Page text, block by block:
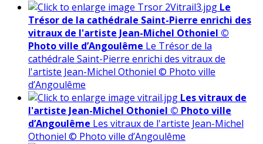
Le
Trésor de la cathédrale Saint-Pierre enrichi des
vitraux de l'artiste Jean-Michel Othoniel ©
Photo ville d’Angoulême Le Trésor de la
cathédrale Saint-Pierre enrichi des vitraux de
l'artiste Jean-Michel Othoniel © Photo ville
d’Angoulême
Les vitraux de
l'artiste Jean-Michel Othoniel © Photo ville
d’Angoulême Les vitraux de l'artiste Jean-Michel
Othoniel © Photo ville d’Angoulême